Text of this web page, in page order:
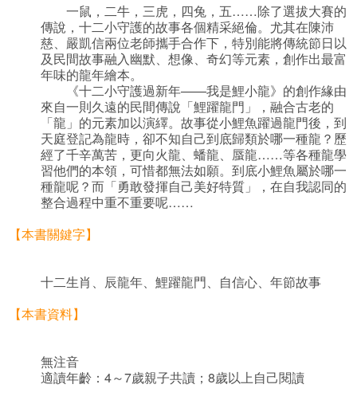
一鼠，二牛，三虎，四兔，五……除了選拔大賽的
傳說，十二小守護的故事各個精采絕倫。尤其在陳沛
慈、嚴凱信兩位老師攜手合作下，特別能將傳統節日以
及民間故事融入幽默、想像、奇幻等元素，創作出最富
年味的龍年繪本。
《十二小守護過新年——我是鯉小龍》的創作緣由
來自一則久遠的民間傳說「鯉躍龍門」，融合古老的
「龍」的元素加以演繹。故事從小鯉魚躍過龍門後，到
天庭登記為龍時，卻不知自己到底歸類於哪一種龍？歷
經了千辛萬苦，更向火龍、蟠龍、蜃龍……等各種龍學
習他們的本領，可惜都無法如願。到底小鯉魚屬於哪一
種龍呢？而「勇敢發揮自己美好特質」，在自我認同的
整合過程中重不重要呢……
【本書關鍵字】
十二生肖、辰龍年、鯉躍龍門、自信心、年節故事
【本書資料】
無注音
適讀年齡：4～7歲親子共讀；8歲以上自己閱讀